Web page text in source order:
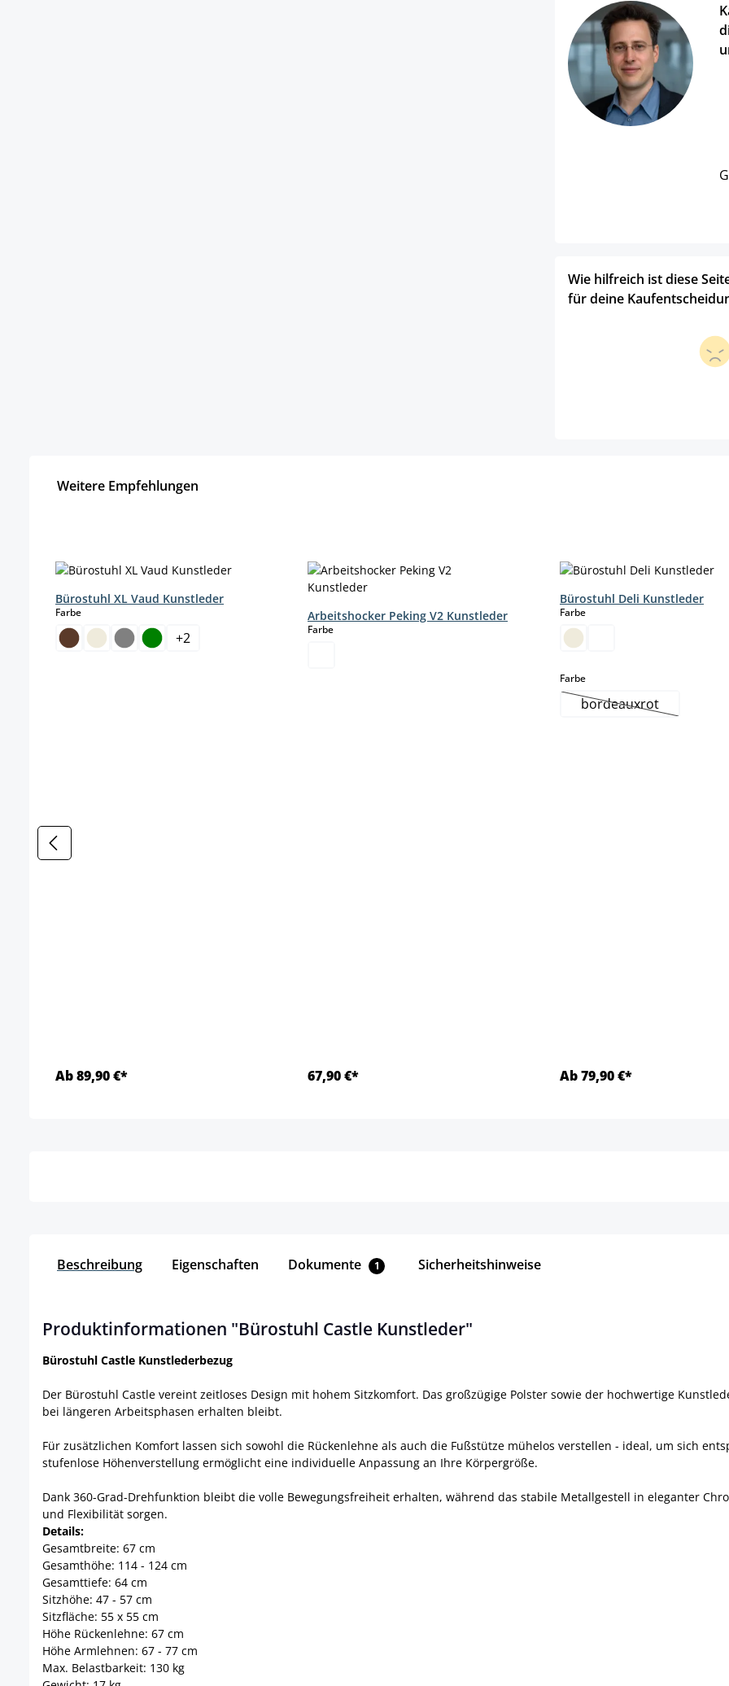
Wie hilfreich ist diese
für deine
Weitere Empfehlungen
Bürostuhl XL Vaud Kunstleder
Farbeauswählen
+2
Ab 89,90 €*
Arbeitshocker Peking V2 Kunstleder
Farbeauswählen
67,90 €*
Bürostuhl Deli Kunstleder
Farbeauswählen
Farbeauswählen
bordeauxrot(Diese Option ist
Ab 79,90 €*
Beschreibung Eigenschaften Dokumente 1 Sicherheitshinweise
Produktinformationen "Bürostuhl Castle Kunstleder"
Bürostuhl Castle Kunstlederbezug
Der Bürostuhl Castle vereint zeitloses Design mit hohem Sitzkomfort. Das großzügige Polster sowie der hochwertige
bei längeren Arbeitsphasen erhalten bleibt.
Für zusätzlichen Komfort lassen sich sowohl die Rückenlehne als auch die Fußstütze mühelos verstellen - ideal, um sich
stufenlose Höhenverstellung ermöglicht eine individuelle Anpassung an Ihre Körpergröße.
Dank 360-Grad-Drehfunktion bleibt die volle Bewegungsfreiheit erhalten, während das stabile Metallgestell in eleganter
und Flexibilität sorgen.
Details:
Gesamtbreite: 67 cm
Gesamthöhe: 114 - 124 cm
Gesamttiefe: 64 cm
Sitzhöhe: 47 - 57 cm
Sitzfläche: 55 x 55 cm
Höhe Rückenlehne: 67 cm
Höhe Armlehnen: 67 - 77 cm
Max. Belastbarkeit: 130 kg